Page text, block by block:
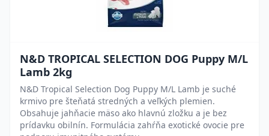
N&D TROPICAL SELECTION DOG Puppy M/L
Lamb 2kg
N&D Tropical Selection Dog Puppy M/L Lamb je suché
krmivo pre šteňatá stredných a veľkých plemien.
Obsahuje jahňacie mäso ako hlavnú zložku a je bez
prídavku obilnín. Formulácia zahŕňa exotické ovocie pre